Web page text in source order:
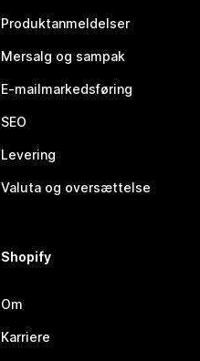
Produktanmeldelser
Mersalg og sampak
E-mailmarkedsføring
SEO
Levering
Valuta og oversættelse
Shopify
Om
Karriere